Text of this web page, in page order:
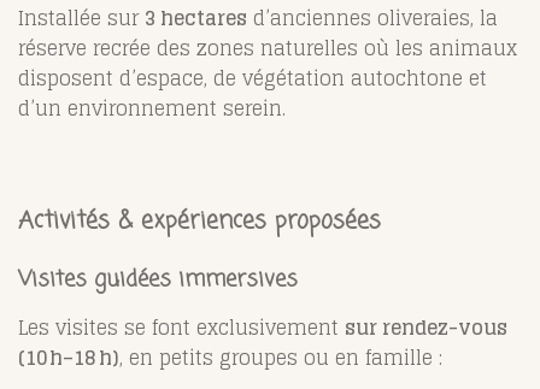
Installée sur3 hectares d’anciennes oliveraies, la
réserve recrée des zones naturelles où les animaux
disposent d’espace, de végétation autochtone et
d’un environnement serein.
Activités & expériences proposées
Visites guidées immersives
Les visites se font exclusivement sur rendez-vous
(10 h–18 h), en petits groupes ou en famille :